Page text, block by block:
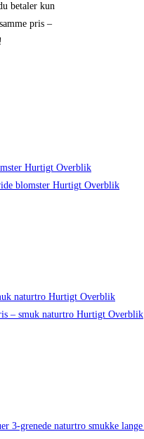
betaler kun
pris –
Hurtigt Overblik
Hurtigt Overblik
Hurtigt Overblik
Hurtigt Overblik